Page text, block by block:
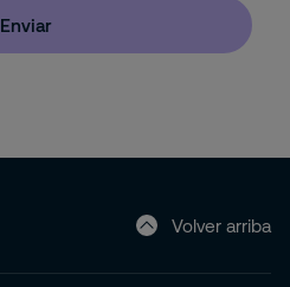
Enviar
Volver arriba